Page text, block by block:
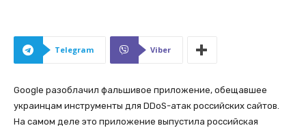
Telegram Viber
Google разоблачил фальшивое приложение, обещавшее
украинцам инструменты для DDoS-атак российских сайтов.
На самом деле это приложение выпустила российская